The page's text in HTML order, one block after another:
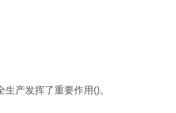
产发挥了重要作用()。